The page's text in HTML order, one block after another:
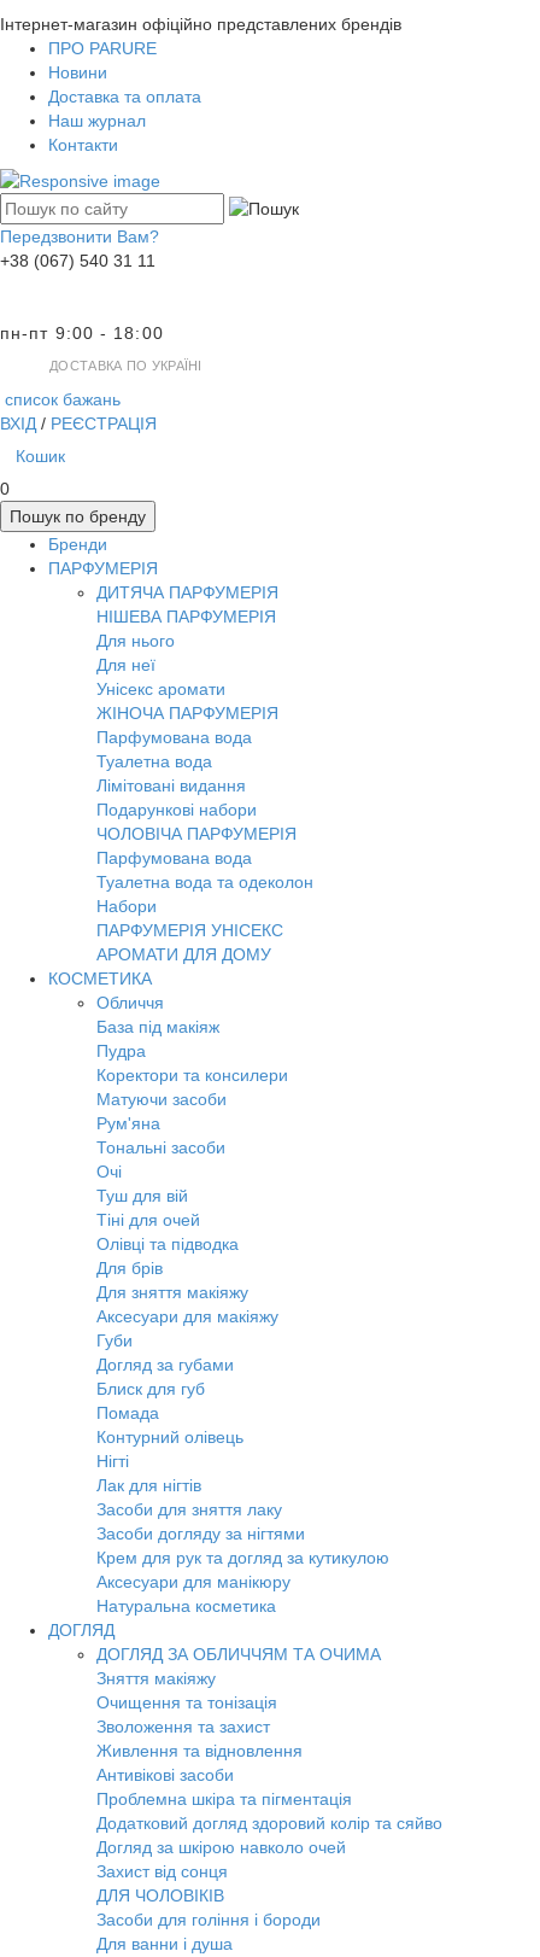
Інтернет-магазин офіційно представлених брендів
ПРО PARURE
Новини
Доставка та оплата
Наш журнал
Контакти
Передзвонити Вам?
+38 (067) 540 31 11
пн-пт 9:00 - 18:00
ДОСТАВКА ПО УКРАЇНІ
список бажань
ВХІД / РЕЄСТРАЦІЯ
Кошик
0
Пошук по бренду
Бренди
ПАРФУМЕРІЯ
ДИТЯЧА ПАРФУМЕРІЯ
НІШЕВА ПАРФУМЕРІЯ
Для нього
Для неї
Унісекс аромати
ЖІНОЧА ПАРФУМЕРІЯ
Парфумована вода
Туалетна вода
Лімітовані видання
Подарункові набори
ЧОЛОВІЧА ПАРФУМЕРІЯ
Парфумована вода
Туалетна вода та одеколон
Набори
ПАРФУМЕРІЯ УНІСЕКС
АРОМАТИ ДЛЯ ДОМУ
КОСМЕТИКА
Обличчя
База під макіяж
Пудра
Коректори та консилери
Матуючи засоби
Рум'яна
Тональні засоби
Очі
Туш для вій
Тіні для очей
Олівці та підводка
Для брів
Для зняття макіяжу
Аксесуари для макіяжу
Губи
Догляд за губами
Блиск для губ
Помада
Контурний олівець
Нігті
Лак для нігтів
Засоби для зняття лаку
Засоби догляду за нігтями
Крем для рук та догляд за кутикулою
Аксесуари для манікюру
Натуральна косметика
ДОГЛЯД
ДОГЛЯД ЗА ОБЛИЧЧЯМ ТА ОЧИМА
Зняття макіяжу
Очищення та тонізація
Зволоження та захист
Живлення та відновлення
Антивікові засоби
Проблемна шкіра та пігментація
Додатковий догляд здоровий колір та сяйво
Догляд за шкірою навколо очей
Захист від сонця
ДЛЯ ЧОЛОВІКІВ
Засоби для гоління і бороди
Для ванни і душа